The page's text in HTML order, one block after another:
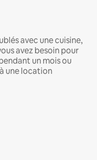
avec une cuisine,
avez besoin pour
un mois ou
une location